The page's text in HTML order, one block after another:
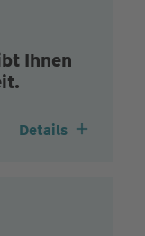
Ihnen
Details